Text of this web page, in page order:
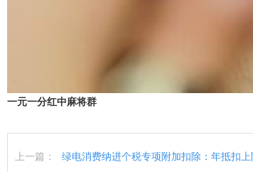
一元一分红中麻将群
上一篇： 绿电消费纳进个税专项附加扣除：年抵扣上